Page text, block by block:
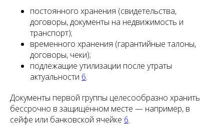
постоянного хранения (свидетельства,
договоры, документы на недвижимость и
транспорт);
временного хранения (гарантийные талоны,
договоры, чеки);
подлежащие утилизации после утраты
актуальности 6.
Документы первой группы целесообразно хранить
бессрочно в защищённом месте — например, в
сейфе или банковской ячейке 6.